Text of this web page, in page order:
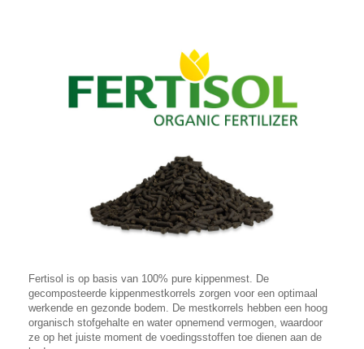
Fertisol is op basis van 100% pure kippenmest. De
gecomposteerde kippenmestkorrels zorgen voor een optimaal
werkende en gezonde bodem. De mestkorrels hebben een hoog
organisch stofgehalte en water opnemend vermogen, waardoor
ze op het juiste moment de voedingsstoffen toe dienen aan de